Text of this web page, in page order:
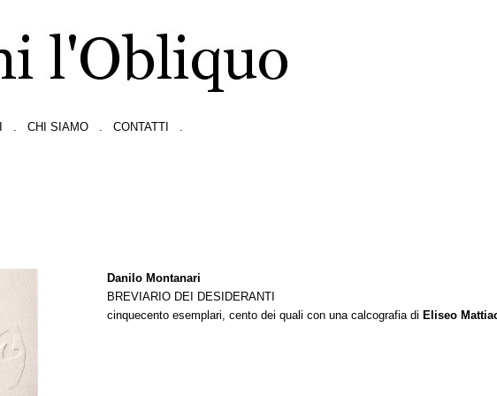
. CHI SIAMO . CONTATTI .
Danilo Montanari
BREVIARIO DEI DESIDERANTI
cinquecento esemplari, cento dei quali con una calcografia di Eliseo